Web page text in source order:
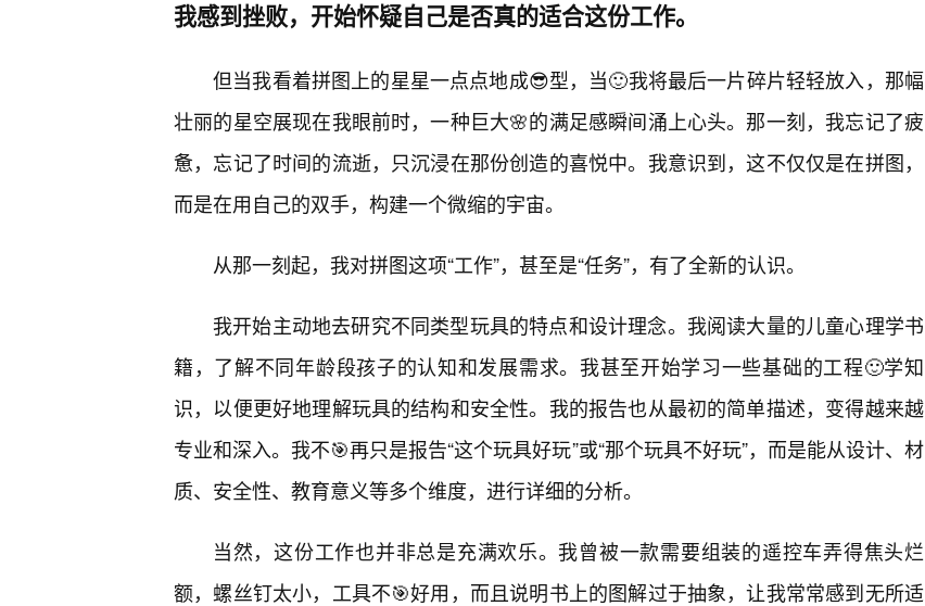
我感到挫败，开始怀疑自己是否真的适合这份工作。
但当我看着拼图上的星星一点点地成😎型，当🙂我将最后一片碎片轻轻放入，那幅
壮丽的星空展现在我眼前时，一种巨大🌸的满足感瞬间涌上心头。那一刻，我忘记了疲
惫，忘记了时间的流逝，只沉浸在那份创造的喜悦中。我意识到，这不仅仅是在拼图，
而是在用自己的双手，构建一个微缩的宇宙。
从那一刻起，我对拼图这项“工作”，甚至是“任务”，有了全新的认识。
我开始主动地去研究不同类型玩具的特点和设计理念。我阅读大量的儿童心理学书
籍，了解不同年龄段孩子的认知和发展需求。我甚至开始学习一些基础的工程🙂学知
识，以便更好地理解玩具的结构和安全性。我的报告也从最初的简单描述，变得越来越
专业和深入。我不🎯再只是报告“这个玩具好玩”或“那个玩具不好玩”，而是能从设计、材
质、安全性、教育意义等多个维度，进行详细的分析。
当然，这份工作也并非总是充满欢乐。我曾被一款需要组装的遥控车弄得焦头烂
额，螺丝钉太小，工具不🎯好用，而且说明书上的图解过于抽象，让我常常感到无所适